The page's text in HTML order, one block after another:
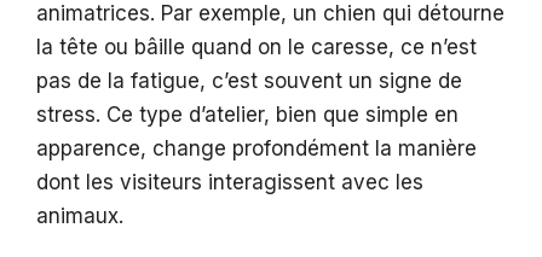
animatrices. Par exemple, un chien qui détourne
la tête ou bâille quand on le caresse, ce n’est
pas de la fatigue, c’est souvent un signe de
stress. Ce type d’atelier, bien que simple en
apparence, change profondément la manière
dont les visiteurs interagissent avec les
animaux.